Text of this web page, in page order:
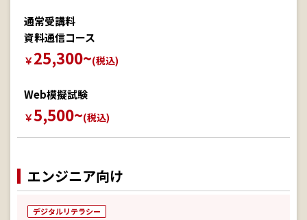
通常受講料
資料通信コース
￥25,300~(税込)
Web模擬試験
￥5,500~(税込)
エンジニア向け
デジタルリテラシー